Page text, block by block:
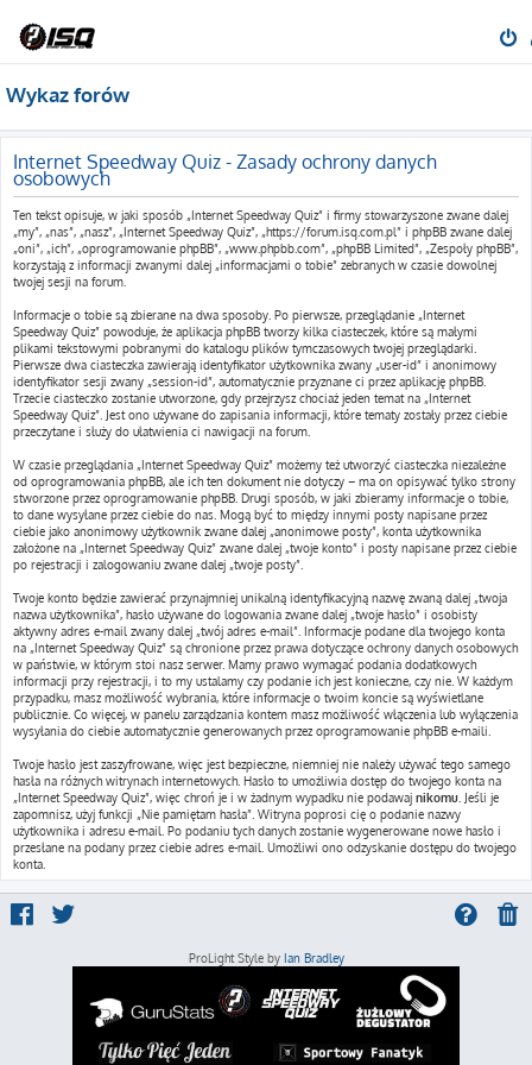
Wykaz forów
Internet Speedway Quiz - Zasady ochrony danych
osobowych
Ten tekst opisuje, w jaki sposób „Internet Speedway Quiz” i firmy stowarzyszone zwane dalej
„my”, „nas”, „nasz”, „Internet Speedway Quiz”, „https://forum.isq.com.pl” i phpBB zwane dalej
„oni”, „ich”, „oprogramowanie phpBB”, „www.phpbb.com”, „phpBB Limited”, „Zespoły phpBB”,
korzystają z informacji zwanymi dalej „informacjami o tobie” zebranych w czasie dowolnej
twojej sesji na forum.
Informacje o tobie są zbierane na dwa sposoby. Po pierwsze, przeglądanie „Internet
Speedway Quiz” powoduje, że aplikacja phpBB tworzy kilka ciasteczek, które są małymi
plikami tekstowymi pobranymi do katalogu plików tymczasowych twojej przeglądarki.
Pierwsze dwa ciasteczka zawierają identyfikator użytkownika zwany „user-id” i anonimowy
identyfikator sesji zwany „session-id”, automatycznie przyznane ci przez aplikację phpBB.
Trzecie ciasteczko zostanie utworzone, gdy przejrzysz chociaż jeden temat na „Internet
Speedway Quiz”. Jest ono używane do zapisania informacji, które tematy zostały przez ciebie
przeczytane i służy do ułatwienia ci nawigacji na forum.
W czasie przeglądania „Internet Speedway Quiz” możemy też utworzyć ciasteczka niezależne
od oprogramowania phpBB, ale ich ten dokument nie dotyczy – ma on opisywać tylko strony
stworzone przez oprogramowanie phpBB. Drugi sposób, w jaki zbieramy informacje o tobie,
to dane wysyłane przez ciebie do nas. Mogą być to między innymi posty napisane przez
ciebie jako anonimowy użytkownik zwane dalej „anonimowe posty”, konta użytkownika
założone na „Internet Speedway Quiz” zwane dalej „twoje konto” i posty napisane przez ciebie
po rejestracji i zalogowaniu zwane dalej „twoje posty”.
Twoje konto będzie zawierać przynajmniej unikalną identyfikacyjną nazwę zwaną dalej „twoja
nazwa użytkownika”, hasło używane do logowania zwane dalej „twoje hasło” i osobisty
aktywny adres e-mail zwany dalej „twój adres e-mail”. Informacje podane dla twojego konta
na „Internet Speedway Quiz” są chronione przez prawa dotyczące ochrony danych osobowych
w państwie, w którym stoi nasz serwer. Mamy prawo wymagać podania dodatkowych
informacji przy rejestracji, i to my ustalamy czy podanie ich jest konieczne, czy nie. W każdym
przypadku, masz możliwość wybrania, które informacje o twoim koncie są wyświetlane
publicznie. Co więcej, w panelu zarządzania kontem masz możliwość włączenia lub wyłączenia
wysyłania do ciebie automatycznie generowanych przez oprogramowanie phpBB e-maili.
Twoje hasło jest zaszyfrowane, więc jest bezpieczne, niemniej nie należy używać tego samego
hasła na różnych witrynach internetowych. Hasło to umożliwia dostęp do twojego konta na
„Internet Speedway Quiz”, więc chroń je i w żadnym wypadku nie podawaj nikomu . Jeśli je
zapomnisz, użyj funkcji „Nie pamiętam hasła”. Witryna poprosi cię o podanie nazwy
użytkownika i adresu e-mail. Po podaniu tych danych zostanie wygenerowane nowe hasło i
przesłane na podany przez ciebie adres e-mail. Umożliwi ono odzyskanie dostępu do twojego
konta.
ProLight Style by Ian Bradley